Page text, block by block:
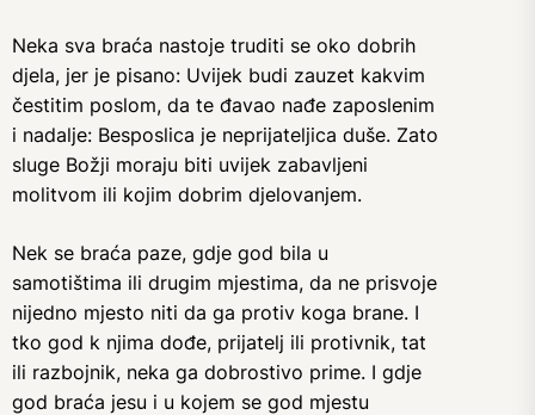
Neka sva braća nastoje truditi se oko dobrih
djela, jer je pisano: Uvijek budi zauzet kakvim
čestitim poslom, da te đavao nađe zaposlenim
i nadalje: Besposlica je neprijateljica duše. Zato
sluge Božji moraju biti uvijek zabavljeni
molitvom ili kojim dobrim djelovanjem.
Nek se braća paze, gdje god bila u
samotištima ili drugim mjestima, da ne prisvoje
nijedno mjesto niti da ga protiv koga brane. I
tko god k njima dođe, prijatelj ili protivnik, tat
ili razbojnik, neka ga dobrostivo prime. I gdje
god braća jesu i u kojem se god mjestu